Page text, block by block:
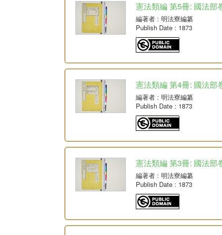
憲法類編 第5冊: 國法部
編著者 : 明法寮編纂
Publish Date : 1873
憲法類編 第4冊: 國法部
編著者 : 明法寮編纂
Publish Date : 1873
憲法類編 第3冊: 國法部
編著者 : 明法寮編纂
Publish Date : 1873